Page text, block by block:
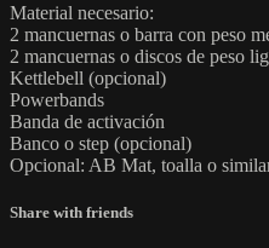
Material necesario:
2 mancuernas o barra con peso
2 mancuernas o discos de peso
Kettlebell (opcional)
Powerbands
Banda de activación
Banco o step (opcional)
Opcional: AB Mat, toalla o
Share with friends